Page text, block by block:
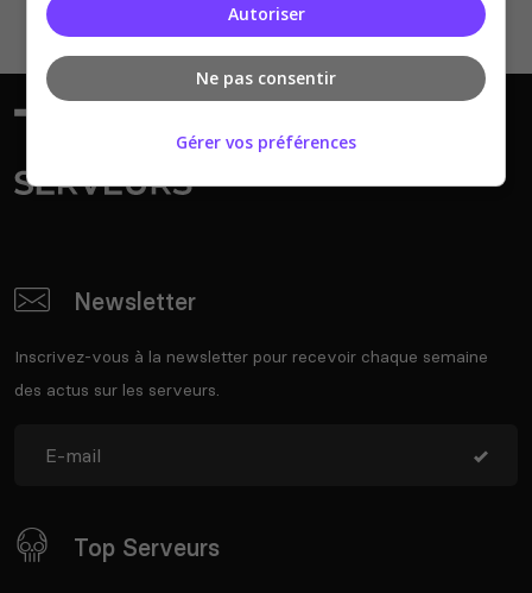
Newsletter
Inscrivez-vous à la newsletter pour recevoir chaque semaine
des actus sur les serveurs.
Top Serveurs
Autoriser
Ne pas consentir
Gérer vos préférences